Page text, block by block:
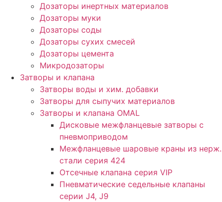
Дозаторы инертных материалов
Дозаторы муки
Дозаторы соды
Дозаторы сухих смесей
Дозаторы цемента
Микродозаторы
Затворы и клапана
Затворы воды и хим. добавки
Затворы для сыпучих материалов
Затворы и клапана OMAL
Дисковые межфланцевые затворы c
пневмоприводом
Межфланцевые шаровые краны из нерж.
стали серия 424
Отсечные клапана серия VIP
Пневматические седельные клапаны
серии J4, J9